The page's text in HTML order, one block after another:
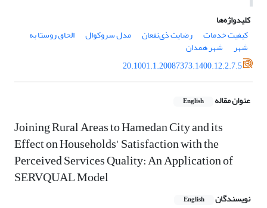
کلیدواژه‌ها
کیفیت خدمات
رضایت ذی‌نفعان مدل سروکوال الحاق روستا به
شهر
شهر همدان
20.1001.1.20087373.1400.12.2.7.5
عنوان مقاله English
Joining Rural Areas to Hamedan City and its
Effect on Households' Satisfaction with the
Perceived Services Quality: An Application of
SERVQUAL Model
نویسندگان English